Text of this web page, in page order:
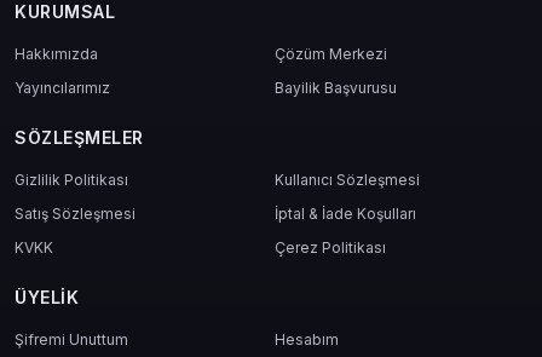
KURUMSAL
Hakkımızda
Çözüm Merkezi
Yayıncılarımız
Bayilik Başvurusu
SÖZLEŞMELER
Gizlilik Politikası
Kullanıcı Sözleşmesi
Satış Sözleşmesi
İptal & İade Koşulları
KVKK
Çerez Politikası
ÜYELIK
Şifremi Unuttum
Hesabım